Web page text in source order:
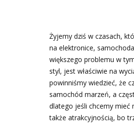
Żyjemy dziś w czasach,
na elektronice,
większego problemu w
styl, jest właściwie na
powinniśmy wiedzieć, że
samochód marzeń, a
dlatego jeśli chcemy mieć
także atrakcyjnością, bo